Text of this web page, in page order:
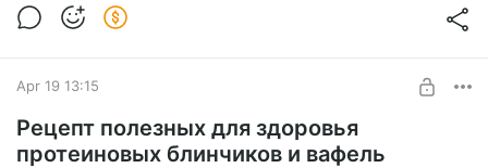
Apr 19 13:15
Рецепт полезных для здоровья
протеиновых блинчиков и вафель